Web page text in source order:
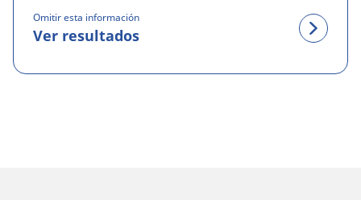
Omitir esta información
Ver resultados